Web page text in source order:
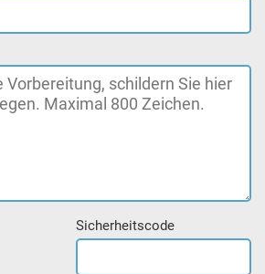
Sicherheitscode